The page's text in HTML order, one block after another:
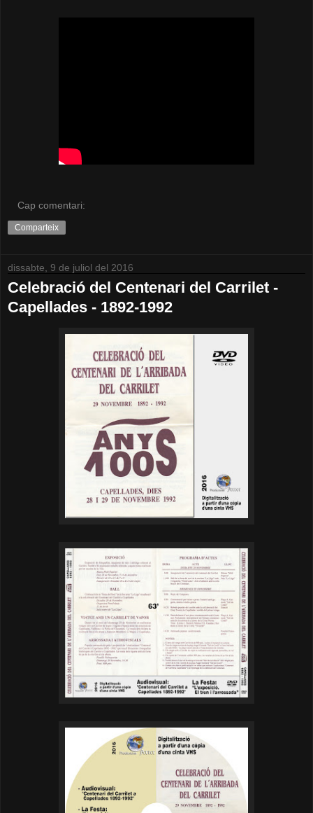
Cap comentari:
Comparteix
dissabte, 9 de juliol del 2016
Celebració del Centenari del Carrilet -
Capellades - 1892-1992